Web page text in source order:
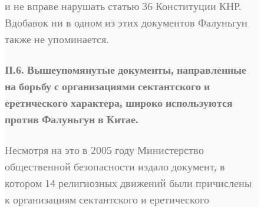
и не вправе нарушать статью 36 Конституции КНР.
Вдобавок ни в одном из этих документов Фалуньгун
также не упоминается.
II.6. Вышеупомянутые документы, направленные
на борьбу с организациями сектантского и
еретического характера, широко используются
против Фалуньгун в Китае.
Несмотря на это в 2005 году Министерство
общественной безопасности издало документ, в
котором 14 религиозных движений были причислены
к организациям сектантского и еретического